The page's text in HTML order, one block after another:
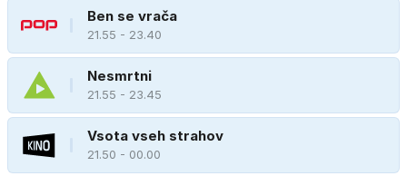
Ben se vrača
21.55 - 23.40
Nesmrtni
21.55 - 23.45
Vsota vseh strahov
21.50 - 00.00